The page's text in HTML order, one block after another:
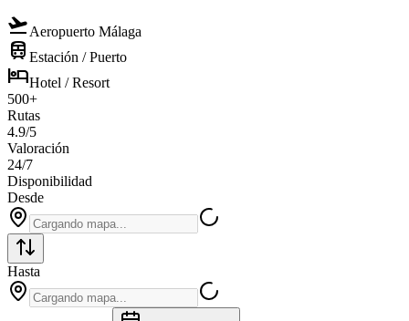
flight_takeoffAeropuerto Málaga
train Estación / Puerto
hotelHotel / Resort
500+
Rutas
4.9/5
Valoración
24/7
Disponibilidad
Desde
Hasta